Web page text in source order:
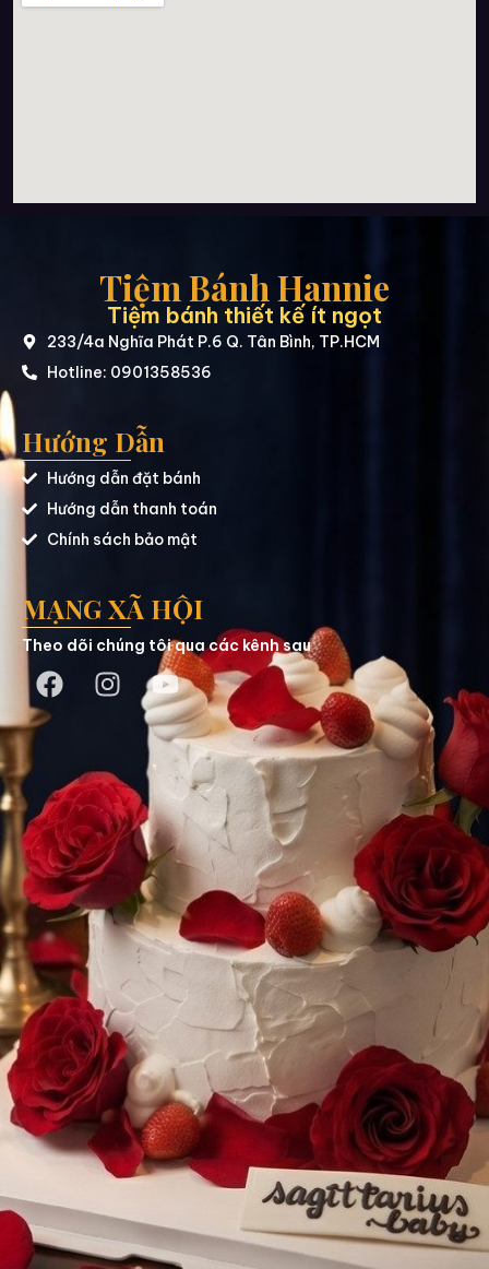
Tiệm Bánh Hannie
Tiệm bánh thiết kế ít ngọt
233/4a Nghĩa Phát P.6 Q. Tân Bình, TP.HCM
Hotline: 0901358536
Hướng Dẫn
Hướng dẫn đặt bánh
Hướng dẫn thanh toán
Chính sách bảo mật
MẠNG XÃ HỘI
Theo dõi chúng tôi qua các kênh sau